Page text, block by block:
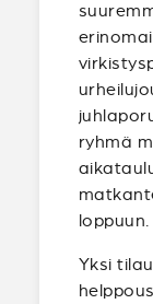
ryhmä
loppuun.
Yksi